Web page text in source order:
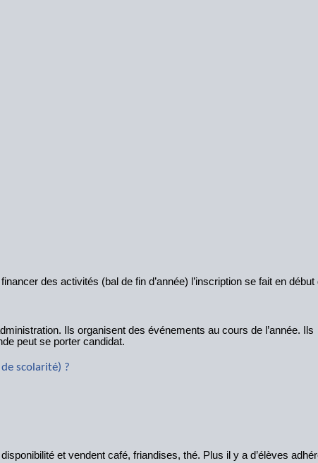
des activités (bal de fin d’année) l’inscription se fait en début
Ils organisent des événements au cours de l’année. Ils
peut se porter candidat.
scolarité) ?
et vendent café, friandises, thé. Plus il y a d’élèves